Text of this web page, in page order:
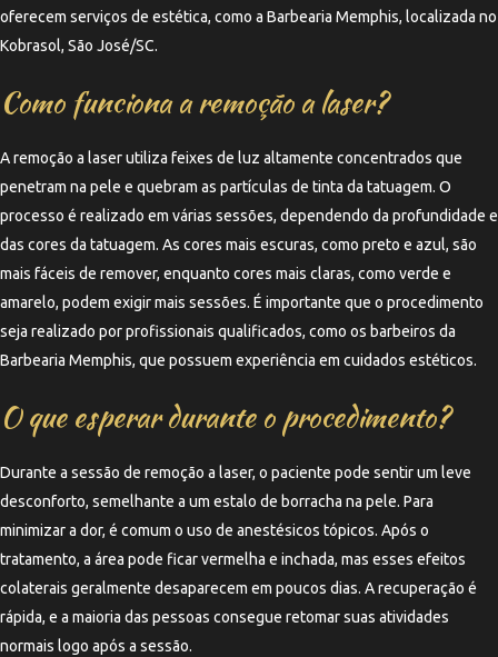
oferecem serviços de estética, como a Barbearia Memphis, localizada no
Kobrasol, São José/SC.
Como funciona a remoção a laser?
A remoção a laser utiliza feixes de luz altamente concentrados que
penetram na pele e quebram as partículas de tinta da tatuagem. O
processo é realizado em várias sessões, dependendo da profundidade e
das cores da tatuagem. As cores mais escuras, como preto e azul, são
mais fáceis de remover, enquanto cores mais claras, como verde e
amarelo, podem exigir mais sessões. É importante que o procedimento
seja realizado por profissionais qualificados, como os barbeiros da
Barbearia Memphis, que possuem experiência em cuidados estéticos.
O que esperar durante o procedimento?
Durante a sessão de remoção a laser, o paciente pode sentir um leve
desconforto, semelhante a um estalo de borracha na pele. Para
minimizar a dor, é comum o uso de anestésicos tópicos. Após o
tratamento, a área pode ficar vermelha e inchada, mas esses efeitos
colaterais geralmente desaparecem em poucos dias. A recuperação é
rápida, e a maioria das pessoas consegue retomar suas atividades
normais logo após a sessão.